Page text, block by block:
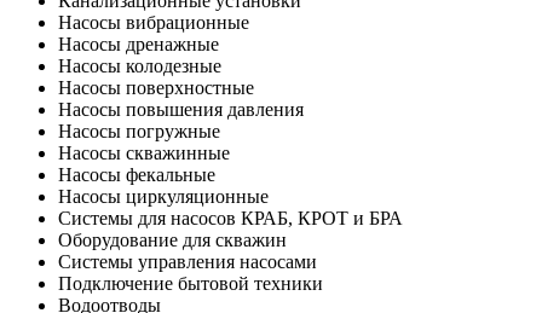
Насосы вибрационные
Насосы дренажные
Насосы колодезные
Насосы поверхностные
Насосы повышения давления
Насосы погружные
Насосы скважинные
Насосы фекальные
Насосы циркуляционные
Системы для насосов КРАБ, КРОТ и БРА
Оборудование для скважин
Системы управления насосами
Подключение бытовой техники
Водоотводы